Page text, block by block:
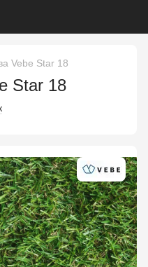
Vebe Star 18
Star 18